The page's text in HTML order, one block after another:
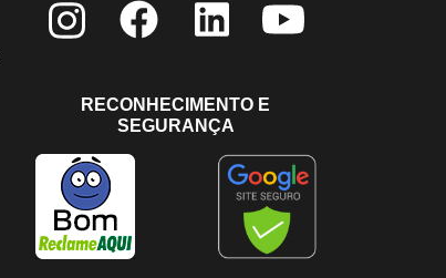
RECONHECIMENTO E
SEGURANÇA